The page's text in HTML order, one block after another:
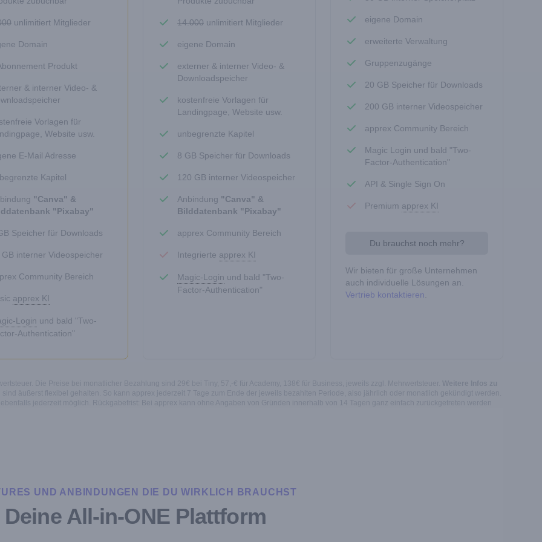
unlimitiert Mitglieder
Domain
Produkt
& interner Video- &
Vorlagen für
Website usw.
E-Mail Adresse
Kapitel
"Canva" &
"Pixabay"
Speicher für Downloads
GB interner Videospeicher
Community Bereich
apprex KI
Login und bald "Two-
Authentication"
14.000 unlimitiert Mitglieder
eigene Domain
externer & interner Video- &
Downloadspeicher
kostenfreie Vorlagen für
Landingpage, Website usw.
unbegrenzte Kapitel
8 GB Speicher für Downloads
120 GB interner Videospeicher
Anbindung "Canva" &
Bilddatenbank "Pixabay"
apprex Community Bereich
Integrierte apprex KI
Magic-Login und bald "Two-
Factor-Authentication"
eigene Domain
erweiterte Verwaltung
Gruppenzugänge
20 GB Speicher für Downloads
200 GB interner Videospeicher
apprex Community Bereich
Magic Login und bald "Two-
Factor-Authentication"
API & Single Sign On
Premium apprex KI
Du brauchst noch mehr?
Wir bieten für große Unternehmen
auch individuelle Lösungen an.
Vertrieb kontaktieren
Die Preise bei monatlicher Bezahlung sind 29€ bei Tiny, 57,-€ für Academy, 138€ für Business, jeweils zzgl. Mehrwertsteuer. Weitere Infos zu
äußerst flexibel gehalten. So kann apprex jederzeit 7 Tage zum Ende der jeweils bezahlten Periode, also jährlich oder monatlich gekündigt werden.
jederzeit möglich. Rückgabefrist: Bei apprex kann ohne Angaben von Gründen innerhalb von 14 Tagen ganz einfach zurückgetreten werden
UND ANBINDUNGEN DIE DU WIRKLICH BRAUCHST
Deine All-in-ONE Plattform